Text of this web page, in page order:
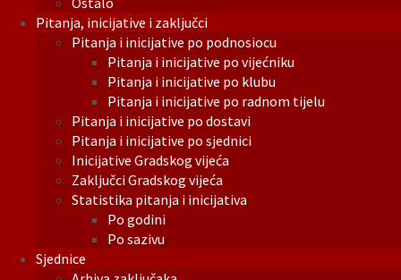
Pitanja, inicijative i zaključci
Pitanja i inicijative po podnosiocu
Pitanja i inicijative po vijećniku
Pitanja i inicijative po klubu
Pitanja i inicijative po radnom tijelu
Pitanja i inicijative po dostavi
Pitanja i inicijative po sjednici
Inicijative Gradskog vijeća
Zaključci Gradskog vijeća
Statistika pitanja i inicijativa
Po godini
Po sazivu
Sjednice